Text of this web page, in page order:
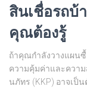
สินเชื่อรถบ้
คุณต้องรู้
ถ้าคุณกำลังวางแผน
ความคุ้มค่าและควา
นภัทร (KKP) อาจเป็